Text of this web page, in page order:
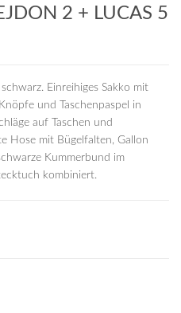
2 + LUCAS 5
Einreihiges Sakko mit
und Taschenpaspel in
auf Taschen und
Hose mit Bügelfalten, Gallon
Kummerbund im
kombiniert.